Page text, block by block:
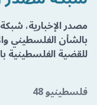
مصدر الإخبارية،
بالشأن الفلسطيني
للقضية الفلسطينية
فلسطينيو 48